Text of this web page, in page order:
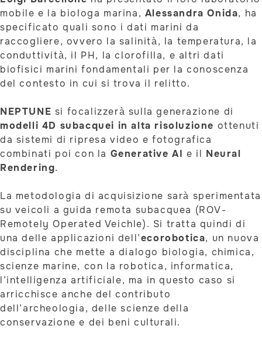
mobile e la biologa marina, Alessandra Onida, ha
specificato quali sono i dati marini da
raccogliere, ovvero la salinità, la temperatura, la
conduttività, il PH, la clorofilla, e altri dati
biofisici marini fondamentali per la conoscenza
del contesto in cui si trova il relitto.
NEPTUNE si focalizzerà sulla generazione di
modelli 4D subacquei in alta risoluzione ottenuti
da sistemi di ripresa video e fotografica
combinati poi con la Generative AI e il Neural
Rendering.
La metodologia di acquisizione sarà sperimentata
su veicoli a guida remota subacquea (ROV-
Remotely Operated Veichle). Si tratta quindi di
una delle applicazioni dell’ecorobotica, un nuova
disciplina che mette a dialogo biologia, chimica,
scienze marine, con la robotica, informatica,
l’intelligenza artificiale, ma in questo caso si
arricchisce anche del contributo
dell’archeologia, delle scienze della
conservazione e dei beni culturali.